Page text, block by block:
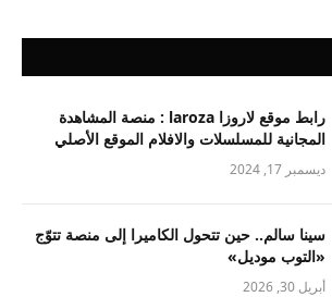
رابط موقع لاروزا laroza : منصة المشاهدة
المجانية للمسلسلات والافلام الموقع الأصلي
ديسمبر 17, 2024
سينا سالم.. حين تتحول الكاميرا إلى منصة تتوّج
«التوب موديل»
أبريل 30, 2026